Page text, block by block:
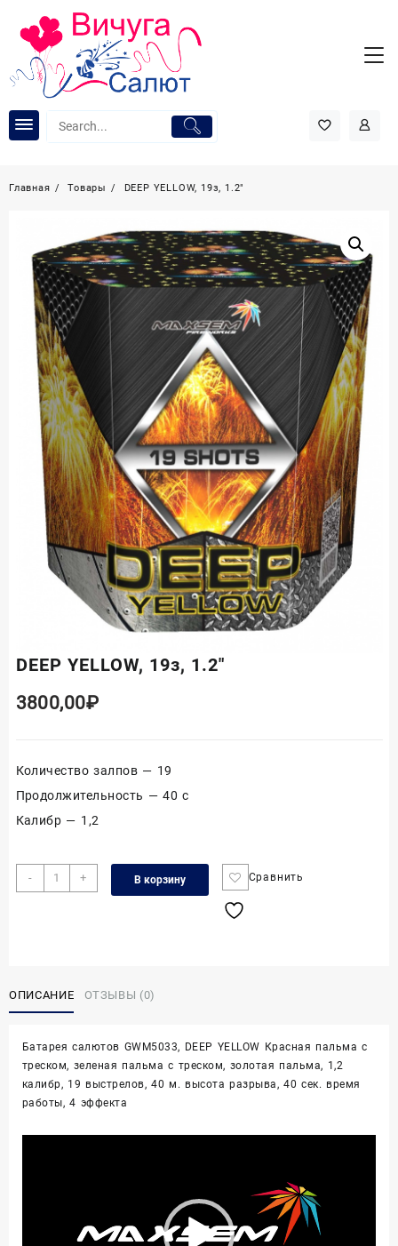
содержимому
Главная Товары DEEP YELLOW, 19з, 1.2″
DEEP YELLOW, 19з, 1.2″
3800,00₽
Количество залпов — 19
Продолжительность — 40 с
Калибр — 1,2
-
Количество
товара
+ В корзину Сравнить
ОПИСАНИЕ ОТЗЫВЫ (0)
Батарея салютов GWM5033, DEEP YELLOW Красная пальма с
треском, зеленая пальма с треском, золотая пальма, 1,2
калибр, 19 выстрелов, 40 м. высота разрыва, 40 сек. время
работы, 4 эффекта